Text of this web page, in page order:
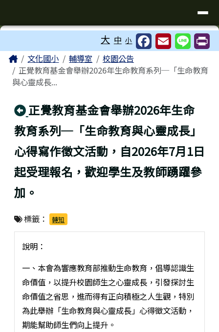
⏸
大 中 小
主內容區域
Home文化國小 輔導室
校園公告
正覺教育基金會舉辦2026年生命教育系列─「生命教育
與心靈成長...
回上頁
正覺教育基金會舉辦2026年生命
教育系列─「生命教育與心靈成長」
心得寫作徵文活動，自2026年7月1日
起受理報名，歡迎學生及教師踴躍參
加。
標籤： 轉知
說明：
一、本會為響應教育部推動生命教育，倡導認識生
命價值，以提升校園師生之心靈成長，引發探討生
命價值之省思，進而得有正向積極之人生觀，特別
為此舉辦「生命教育與心靈成長」心得徵文活動，
期能幫助師生們向上提升。
頁尾區域